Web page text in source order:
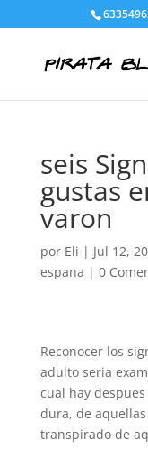
seis
gustas
varon
por Eli | Jul 12,
espana | 0
Reconocer los
adulto seri­a
cual hay
dura, de
transpirado de